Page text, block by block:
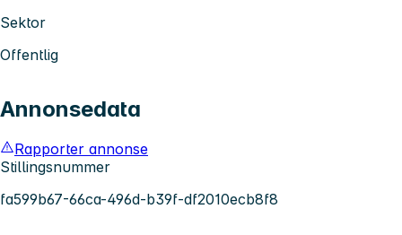
Sektor
Offentlig
Annonsedata
Rapporter annonse
Stillingsnummer
fa599b67-66ca-496d-b39f-df2010ecb8f8